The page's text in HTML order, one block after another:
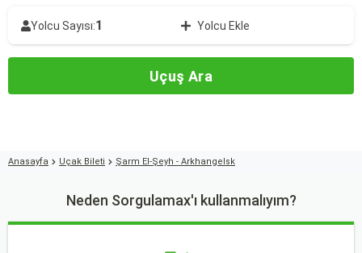
Yolcu Sayısı:1 Yolcu Ekle
Uçuş Ara
Anasayfa Uçak Bileti Şarm El-Şeyh - Arkhangelsk
Neden Sorgulamax'ı kullanmalıyım?